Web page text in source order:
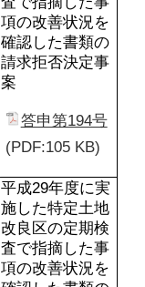
項の改善状況を
確認した書類の
請求拒否決定事
案
答申第194号
(PDF:105 KB)
平成29年度に実
施した特定土地
改良区の定期検
査で指摘した事
項の改善状況を